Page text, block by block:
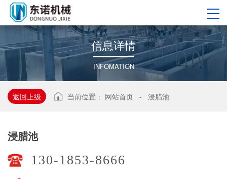
信息详情
INFOMATION
返回上级 当前位置： 网站首页 - 浸腊池
浸腊池
130-1853-8666